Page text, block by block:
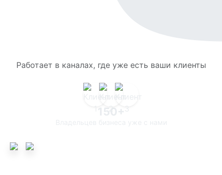
Работает в каналах, где уже есть ваши клиенты
150+